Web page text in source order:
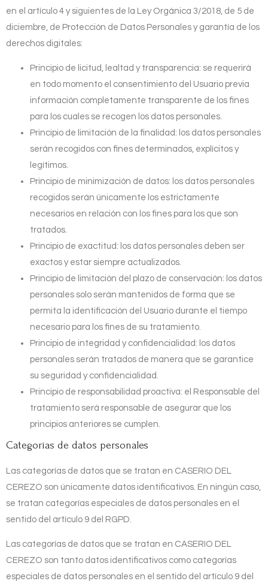
en el artículo 4 y siguientes de la Ley Orgánica 3/2018, de 5 de
diciembre, de Protección de Datos Personales y garantía de los
derechos digitales:
Principio de licitud, lealtad y transparencia: se requerirá
en todo momento el consentimiento del Usuario previa
información completamente transparente de los fines
para los cuales se recogen los datos personales.
Principio de limitación de la finalidad: los datos personales
serán recogidos con fines determinados, explícitos y
legítimos.
Principio de minimización de datos: los datos personales
recogidos serán únicamente los estrictamente
necesarios en relación con los fines para los que son
tratados.
Principio de exactitud: los datos personales deben ser
exactos y estar siempre actualizados.
Principio de limitación del plazo de conservación: los datos
personales solo serán mantenidos de forma que se
permita la identificación del Usuario durante el tiempo
necesario para los fines de su tratamiento.
Principio de integridad y confidencialidad: los datos
personales serán tratados de manera que se garantice
su seguridad y confidencialidad.
Principio de responsabilidad proactiva: el Responsable del
tratamiento será responsable de asegurar que los
principios anteriores se cumplen.
Categorías de datos personales
Las categorías de datos que se tratan en CASERIO DEL
CEREZO son únicamente datos identificativos. En ningún caso,
se tratan categorías especiales de datos personales en el
sentido del artículo 9 del RGPD.
Las categorías de datos que se tratan en CASERIO DEL
CEREZO son tanto datos identificativos como categorías
especiales de datos personales en el sentido del artículo 9 del